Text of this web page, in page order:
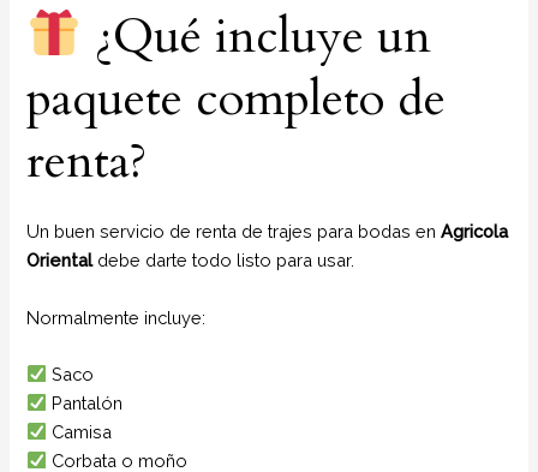
¿Qué incluye un
paquete completo de
renta?
Un buen servicio de renta de trajes para bodas enAgricola
Oriental debe darte todo listo para usar.
Normalmente incluye:
Saco
Pantalón
Camisa
Corbata o moño